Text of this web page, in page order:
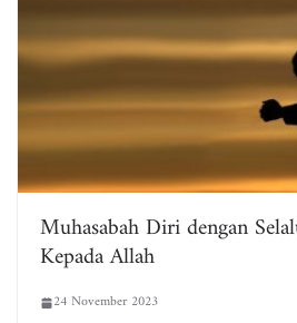
Muhasabah Diri dengan
Kepada Allah
24 November 2023